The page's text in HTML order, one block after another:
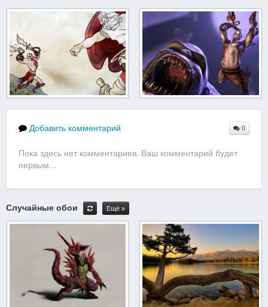
Добавить комментарий 0
Пока здесь нет комментариев. Ваш комментарий будет
первым...
Случайные обои Ещё